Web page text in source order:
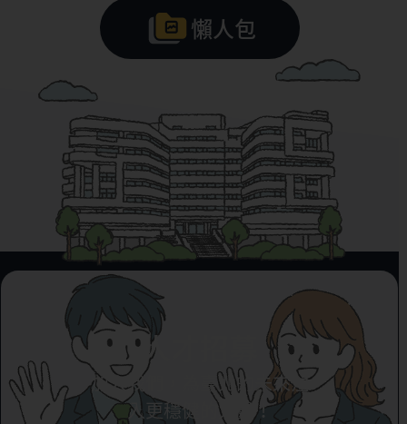
懶人包
人才招募
加入我們，為臺北的未來注
入更穩健的力量！